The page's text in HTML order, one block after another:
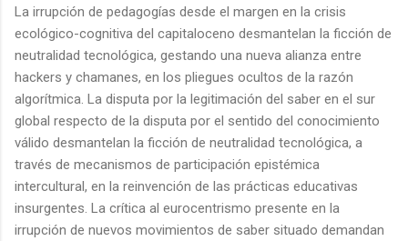
La irrupción de pedagogías desde el margen en la crisis
ecológico-cognitiva del capitaloceno desmantelan la ficción de
neutralidad tecnológica, gestando una nueva alianza entre
hackers y chamanes, en los pliegues ocultos de la razón
algorítmica. La disputa por la legitimación del saber en el sur
global respecto de la disputa por el sentido del conocimiento
válido desmantelan la ficción de neutralidad tecnológica, a
través de mecanismos de participación epistémica
intercultural, en la reinvención de las prácticas educativas
insurgentes. La crítica al eurocentrismo presente en la
irrupción de nuevos movimientos de saber situado demandan